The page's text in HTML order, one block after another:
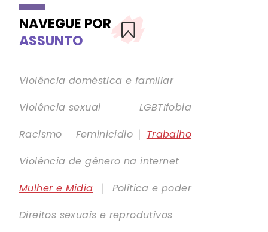
NAVEGUE POR
ASSUNTO
Violência doméstica e familiar
Violência sexual
|
LGBTIfobia
Racismo | Feminicídio | Trabalho
Violência de gênero na internet
Mulher e Mídia
|
Política e poder
Direitos sexuais e reprodutivos